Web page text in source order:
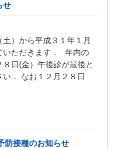
せ
）から平成３１年１月
いただきます． 年内の
日(金）午後診が最後と
． なお１２月２８日
防接種のお知らせ